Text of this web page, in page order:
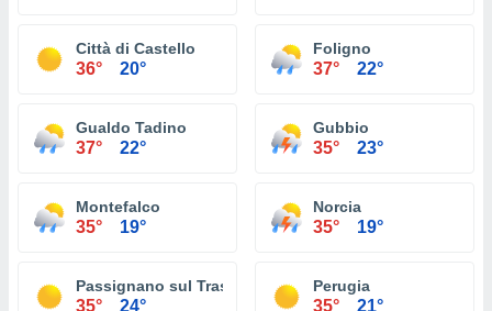
Città di Castello
36° 20°
Foligno
37° 22°
Gualdo Tadino
37° 22°
Gubbio
35° 23°
Montefalco
35° 19°
Norcia
35° 19°
Passignano sul Trasimeno
35° 24°
Perugia
35° 21°